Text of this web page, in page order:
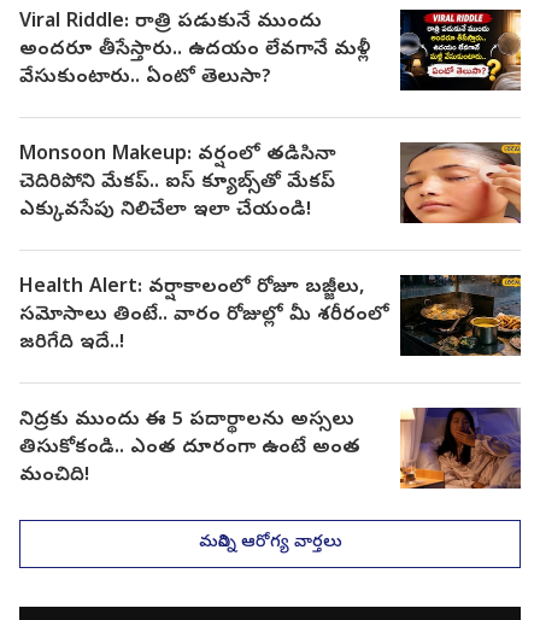
Viral Riddle: రాత్రి పడుకునే ముందు
అందరూ తీసేస్తారు.. ఉదయం లేవగానే మళ్లీ
వేసుకుంటారు.. ఏంటో తెలుసా?
Monsoon Makeup: వర్షంలో తడిసినా
చెదిరిపోని మేకప్.. ఐస్ క్యూబ్స్‌తో మేకప్
ఎక్కువసేపు నిలిచేలా ఇలా చేయండి!
Health Alert: వర్షాకాలంలో రోజూ బజ్జీలు,
సమోసాలు తింటే.. వారం రోజుల్లో మీ శరీరంలో
జరిగేది ఇదే..!
నిద్రకు ముందు ఈ 5 పదార్థాలను అస్సలు
తిసుకోకండి.. ఎంత దూరంగా ఉంటే అంత
మంచిది!
మరిన్ని ఆరోగ్య వార్తలు